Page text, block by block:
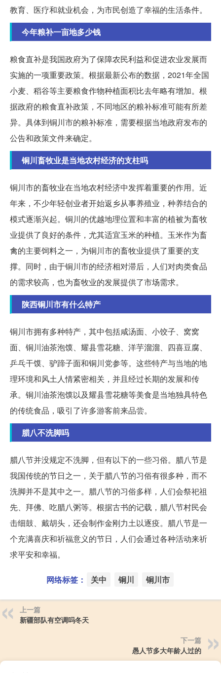
教育、医疗和就业机会，为市民创造了幸福的生活条件。
今年粮补一亩地多少钱
粮食直补是我国政府为了保障农民利益和促进农业发展而
实施的一项重要政策。根据最新公布的数据，2021年全国
小麦、稻谷等主要粮食作物种植面积比去年略有增加。根
据政府的粮食直补政策，不同地区的粮补标准可能有所差
异。具体到铜川市的粮补标准，需要根据当地政府发布的
公告和政策文件来确定。
铜川畜牧业是当地农村经济的支柱吗
铜川市的畜牧业在当地农村经济中发挥着重要的作用。近
年来，不少年轻创业者开始返乡从事养殖业，种养结合的
模式逐渐兴起。铜川的优越地理位置和丰富的植被为畜牧
业提供了良好的条件，尤其适宜玉米的种植。玉米作为畜
禽的主要饲料之一，为铜川市的畜牧业提供了重要的支
撑。同时，由于铜川市的经济相对滞后，人们对肉类食品
的需求较高，也为畜牧业的发展提供了市场需求。
陕西铜川市有什么特产
铜川市拥有多种特产，其中包括咸汤面、小饺子、窝窝
面、铜川油茶泡馍、耀县雪花糖、洋芋溜溜、四喜豆腐、
乒乓干馍、驴蹄子面和铜川党参等。这些特产与当地的地
理环境和风土人情紧密相关，并且经过长期的发展和传
承。铜川油茶泡馍以及耀县雪花糖等美食是当地独具特色
的传统食品，吸引了许多游客前来品尝。
腊八不洗脚吗
腊八节并没规定不洗脚，但有以下的一些习俗。腊八节是
我国传统的节日之一，关于腊八节的习俗有很多种，而不
洗脚并不是其中之一。腊八节的习俗多样，人们会祭祀祖
先、拜佛、吃腊八粥等。根据古书的记载，腊八节村民会
击细鼓、戴胡头，还会制作金刚力土以逐疫。腊八节是一
个充满喜庆和祈福意义的节日，人们会通过各种活动来祈
求平安和幸福。
网络标签： 关中 铜川 铜川市
上一篇
新疆部队有空调吗冬天
下一篇
愚人节多大年龄人过的